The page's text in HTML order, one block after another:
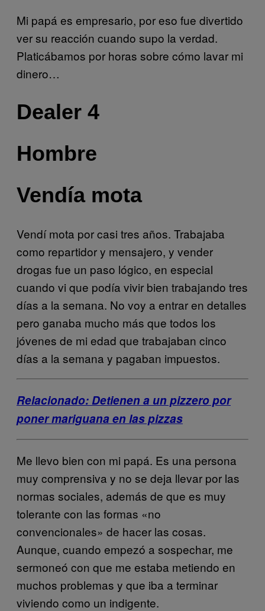
Mi papá es empresario, por eso fue divertido
ver su reacción cuando supo la verdad.
Platicábamos por horas sobre cómo lavar mi
dinero…
Dealer 4
Hombre
Vendía mota
Vendí mota por casi tres años. Trabajaba
como repartidor y mensajero, y vender
drogas fue un paso lógico, en especial
cuando vi que podía vivir bien trabajando tres
días a la semana. No voy a entrar en detalles
pero ganaba mucho más que todos los
jóvenes de mi edad que trabajaban cinco
días a la semana y pagaban impuestos.
Relacionado: Detienen a un pizzero por
poner mariguana en las pizzas
Me llevo bien con mi papá. Es una persona
muy comprensiva y no se deja llevar por las
normas sociales, además de que es muy
tolerante con las formas «no
convencionales» de hacer las cosas.
Aunque, cuando empezó a sospechar, me
sermoneó con que me estaba metiendo en
muchos problemas y que iba a terminar
viviendo como un indigente.